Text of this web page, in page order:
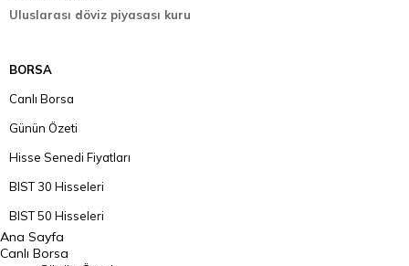
Uluslarası döviz piyasası kuru
BORSA
Canlı Borsa
Günün Özeti
Hisse Senedi Fiyatları
BIST 30 Hisseleri
BIST 50 Hisseleri
BIST 100 Hisseleri
Ana Sayfa
Canlı Borsa